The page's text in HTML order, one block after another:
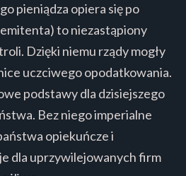
pieniądza opiera się po
to niezastąpiony
Dzięki niemu rządy mogły
uczciwego opodatkowania.
podstawy dla dzisiejszego
Bez niego imperialne
opiekuńcze i
dla uprzywilejowanych firm